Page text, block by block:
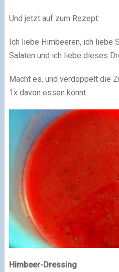
Und jetzt auf zum Rezept:
Ich liebe Himbeeren, ich liebe
Salaten und ich liebe dieses
Macht es, und verdoppelt die
1x davon essen könnt.
Himbeer-Dressing